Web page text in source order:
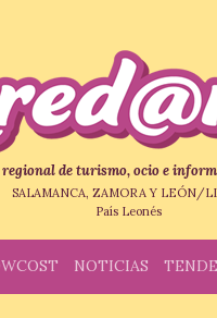
de turismo, ocio e
SALAMANCA, ZAMORA Y LEÓN/
País Leonés
NOTICIAS